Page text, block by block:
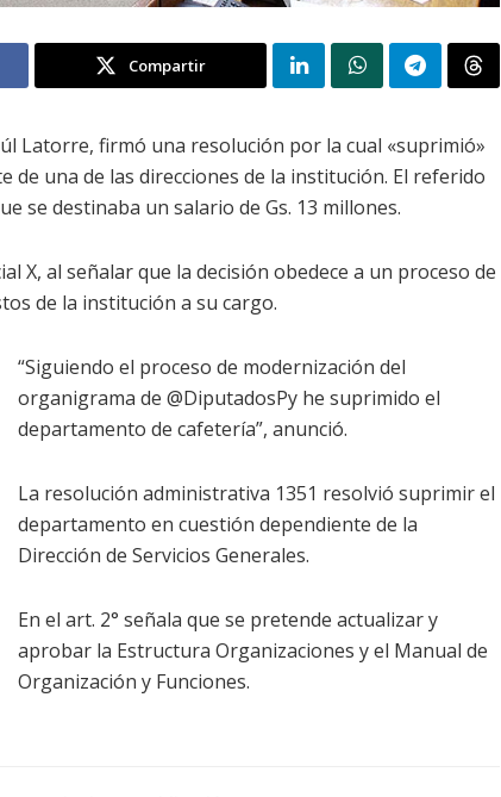
Compartir
Latorre, firmó una resolución por la cual «suprimió»
de una de las direcciones de la institución. El referido
se destinaba un salario de Gs. 13 millones.
X, al señalar que la decisión obedece a un proceso de
de la institución a su cargo.
“Siguiendo el proceso de modernización del
organigrama de @DiputadosPy he suprimido el
departamento de cafetería”, anunció.
La resolución administrativa 1351 resolvió suprimir el
departamento en cuestión dependiente de la
Dirección de Servicios Generales.
En el art. 2° señala que se pretende actualizar y
aprobar la Estructura Organizaciones y el Manual de
Organización y Funciones.